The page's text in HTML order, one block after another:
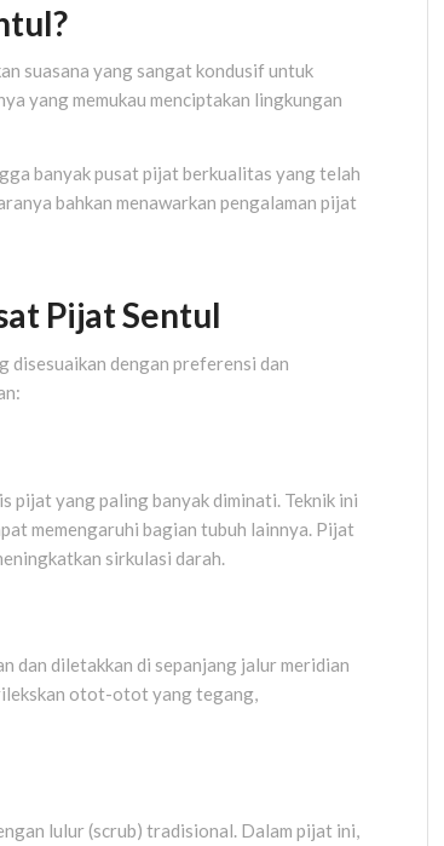
suasana yang sangat kondusif untuk
yang memukau menciptakan lingkungan
banyak pusat pijat berkualitas yang telah
bahkan menawarkan pengalaman pijat
Pijat Sentul
disesuaikan dengan preferensi dan
pijat yang paling banyak diminati. Teknik ini
memengaruhi bagian tubuh lainnya. Pijat
sirkulasi darah.
dan diletakkan di sepanjang jalur meridian
otot-otot yang tegang,
lulur (scrub) tradisional. Dalam pijat ini,